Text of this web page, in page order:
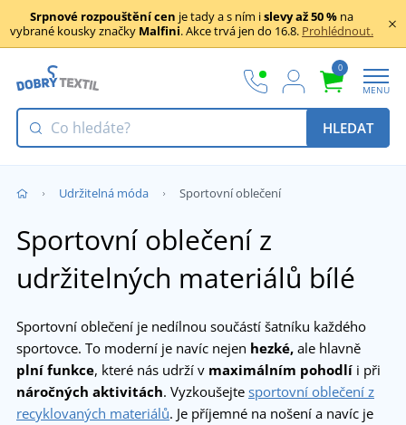
Srpnové rozpouštění cen je tady a s ním islevy až 50 % na
vybrané kousky značky Malfini. Akce trvá jen do 16.8. Prohlédnout.
0
MENU
HLEDAT
Udržitelná móda Sportovní oblečení
Sportovní oblečení z
udržitelných materiálů bílé
Sportovní oblečení je nedílnou součástí šatníku každého
sportovce. To moderní je navíc nejen hezké, ale hlavně
plní funkce, které nás udrží v maximálním pohodlí i při
náročných aktivitách. Vyzkoušejte sportovní oblečení z
recyklovaných materiálů. Je příjemné na nošení a navíc je